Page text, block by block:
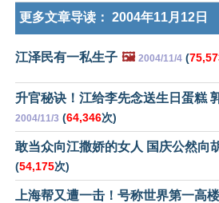
更多文章导读： 2004年11月12日
江泽民有一私生子 🖼️ 2004/11/4 (
升官秘诀！江给李先念送生日蛋糕
2004/11/3 (64,346次)
敢当众向江撒娇的女人 国庆公然向
(54,175次)
上海帮又遭一击！号称世界第一高